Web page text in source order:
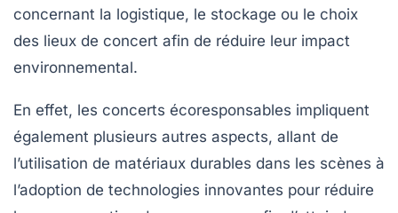
concernant la logistique, le stockage ou le choix
des lieux de concert afin de réduire leur impact
environnemental.
En effet, les concerts écoresponsables impliquent
également plusieurs autres aspects, allant de
l’utilisation de matériaux durables dans les scènes à
l’adoption de technologies innovantes pour réduire